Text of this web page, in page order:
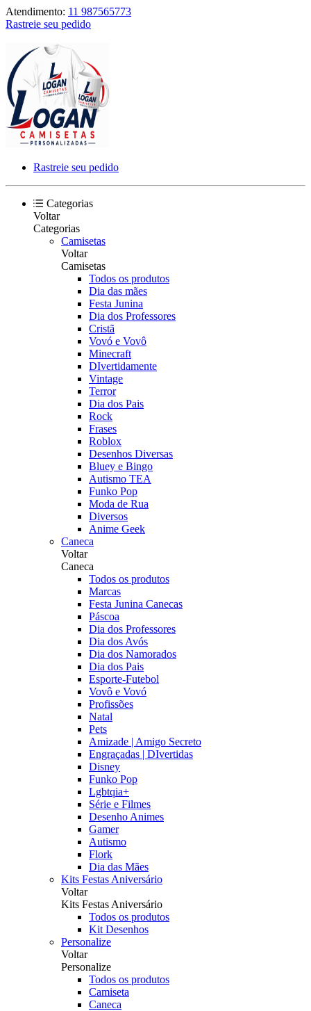
Atendimento: 11 987565773
Rastreie seu pedido
Rastreie seu pedido
Categorias
Voltar
Categorias
Camisetas
Voltar
Camisetas
Todos os produtos
Dia das mães
Festa Junina
Dia dos Professores
Cristã
Vovó e Vovô
Minecraft
DIvertidamente
Vintage
Terror
Dia dos Pais
Rock
Frases
Roblox
Desenhos Diversas
Bluey e Bingo
Autismo TEA
Funko Pop
Moda de Rua
Diversos
Anime Geek
Caneca
Voltar
Caneca
Todos os produtos
Marcas
Festa Junina Canecas
Páscoa
Dia dos Professores
Dia dos Avós
Dia dos Namorados
Dia dos Pais
Esporte-Futebol
Vovô e Vovó
Profissões
Natal
Pets
Amizade | Amigo Secreto
Engraçadas | DIvertidas
Disney
Funko Pop
Lgbtqia+
Série e Filmes
Desenho Animes
Gamer
Autismo
Flork
Dia das Mães
Kits Festas Aniversário
Voltar
Kits Festas Aniversário
Todos os produtos
Kit Desenhos
Personalize
Voltar
Personalize
Todos os produtos
Camiseta
Caneca